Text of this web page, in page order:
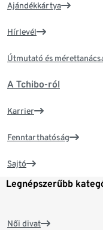
Ajándékkártya
Hírlevél
Útmutató és
A Tchibo-ról
Karrier
Fenntarthatóság
Sajtó
Legnépszerűbb
Női divat